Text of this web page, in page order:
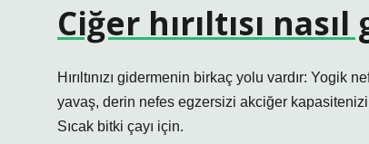
Ciğer hırıltısı nasıl
Hırıltınızı gidermenin birkaç yolu vardır:
yavaş, derin nefes egzersizi akciğer kapasitenizi
Sıcak bitki çayı için.